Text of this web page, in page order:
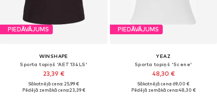
PIEDĀVĀJUMS
WINSHAPE
Sporta topiņš 'AET134LS'
23,39 €
Sākotnējā cena: 25,99 €
Pēdējā zemākā cena:23,39 €
PIEDĀVĀJUMS
YEAZ
Sporta topiņš 'Scene'
48,30 €
Sākotnējā cena: 69,00 €
Pēdējā zemākā cena:48,30 €